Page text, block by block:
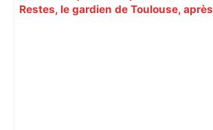
Restes, le gardien de Toulouse, après